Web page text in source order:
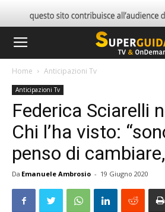
Home Anticipazioni Tv
Anticipazioni Tv
Federica Sciarelli
Chi l’ha visto:
penso di
Da Emanuele Ambrosio - 19 Giugno 2020